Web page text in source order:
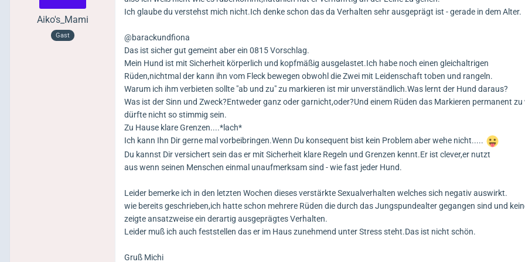
Aiko's_Mami
Gast
Ich glaube du verstehst mich nicht.Ich denke schon das da Verhalten sehr ausgeprägt ist - gerade in dem Alter.
@barackundfiona
Das ist sicher gut gemeint aber ein 0815 Vorschlag.
Mein Hund ist mit Sicherheit körperlich und kopfmäßig ausgelastet.Ich habe noch einen gleichaltrigen
Rüden,nichtmal der kann ihn vom Fleck bewegen obwohl die Zwei mit Leidenschaft toben und rangeln.
Warum ich ihm verbieten sollte "ab und zu" zu markieren ist mir unverständlich.Was lernt der Hund daraus?
Was ist der Sinn und Zweck?Entweder ganz oder garnicht,oder?Und einem Rüden das Markieren permanent zu
dürfte nicht so stimmig sein.
Zu Hause klare Grenzen....*lach*
Ich kann Ihn Dir gerne mal vorbeibringen.Wenn Du konsequent bist kein Problem aber wehe nicht.....
Du kannst Dir versichert sein das er mit Sicherheit klare Regeln und Grenzen kennt.Er ist clever,er nutzt
aus wenn seinen Menschen einmal unaufmerksam sind - wie fast jeder Hund.
Leider bemerke ich in den letzten Wochen dieses verstärkte Sexualverhalten welches sich negativ auswirkt.
wie bereits geschrieben,ich hatte schon mehrere Rüden die durch das Jungspundealter gegangen sind und
zeigte ansatzweise ein derartig ausgeprägtes Verhalten.
Leider muß ich auch feststellen das er im Haus zunehmend unter Stress steht.Das ist nicht schön.
Gruß Michi